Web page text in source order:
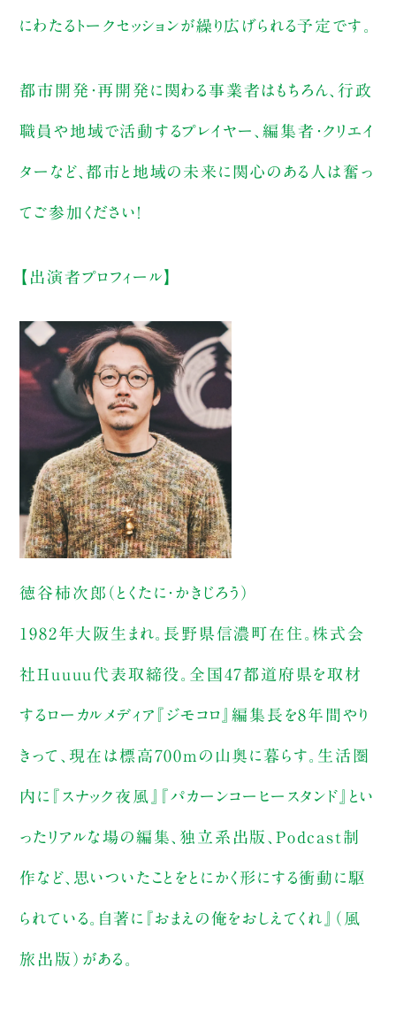
にわたるトークセッションが繰り広げられる予定です。
都市開発・再開発に関わる事業者はもちろん、行政
職員や地域で活動するプレイヤー、編集者・クリエイ
ターなど、都市と地域の未来に関心のある人は奮っ
てご参加ください！
【出演者プロフィール】
徳谷柿次郎（とくたに・かきじろう）
1982年大阪生まれ。長野県信濃町在住。株式会
社Huuuu代表取締役。全国47都道府県を取材
するローカルメディア『ジモコロ』編集長を8年間やり
きって、現在は標高700mの山奥に暮らす。生活圏
内に『スナック夜風』『パカーンコーヒースタンド』とい
ったリアルな場の編集、独立系出版、Podcast制
作など、思いついたことをとにかく形にする衝動に駆
られている。自著に『おまえの俺をおしえてくれ』（風
旅出版）がある。